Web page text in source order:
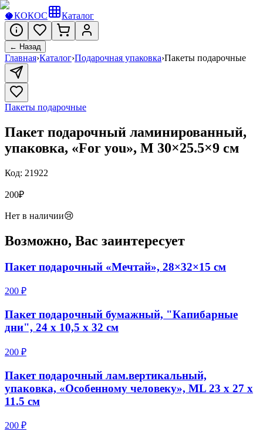
🥥КОКОС Каталог
← Назад
Главная›Каталог›Подарочная упаковка›Пакеты подарочные
Пакеты подарочные
Пакет подарочный ламинированный,
упаковка, «For you», M 30×25.5×9 см
Код: 21922
200₽
Нет в наличии😢
Возможно, Вас заинтересует
Пакет подарочный «Мечтай», 28×32×15 см
200 ₽
Пакет подарочный бумажный, "Капибарные
дни", 24 х 10,5 х 32 см
200 ₽
Пакет подарочный лам.вертикальный,
упаковка, «Особенному человеку», ML 23 х 27 х
11.5 см
200 ₽